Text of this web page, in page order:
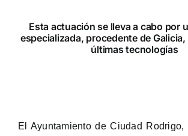
Esta actuación se lleva a cabo por
especializada, procedente de
últimas tecnologías
El Ayuntamiento de Ciudad